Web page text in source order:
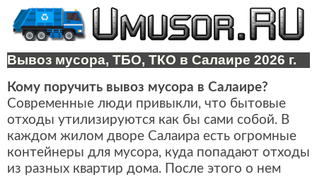
Вывоз мусора, ТБО, ТКО в Салаире 2026 г.
Кому поручить вывоз мусора в Салаире?
Современные люди привыкли, что бытовые
отходы утилизируются как бы сами собой. В
каждом жилом дворе Салаира есть огромные
контейнеры для мусора, куда попадают отходы
из разных квартир дома. После этого о нем